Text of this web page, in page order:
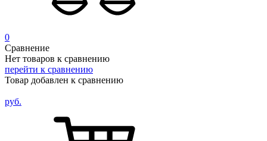
0
Сравнение
Нет товаров к сравнению
перейти к сравнению
Товар добавлен к сравнению
руб.